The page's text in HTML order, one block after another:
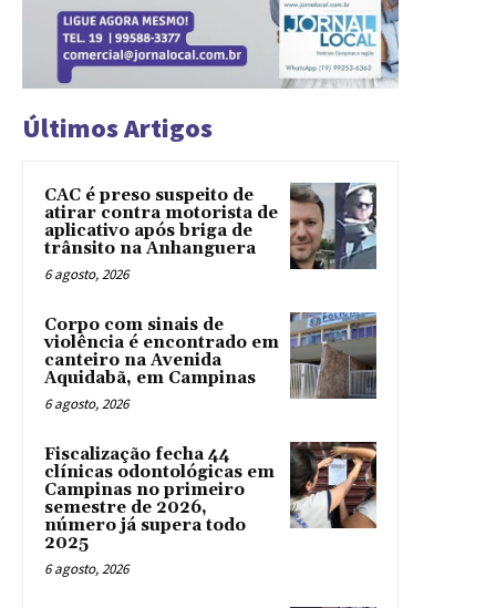
Últimos Artigos
CAC é preso suspeito de
atirar contra motorista de
aplicativo após briga de
trânsito na Anhanguera
6 agosto, 2026
Corpo com sinais de
violência é encontrado em
canteiro na Avenida
Aquidabã, em Campinas
6 agosto, 2026
Fiscalização fecha 44
clínicas odontológicas em
Campinas no primeiro
semestre de 2026,
número já supera todo
2025
6 agosto, 2026